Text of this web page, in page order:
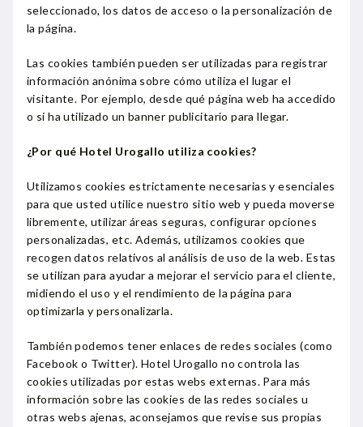
seleccionado, los datos de acceso o la personalización de
la página.
Las cookies también pueden ser utilizadas para registrar
información anónima sobre cómo utiliza el lugar el
visitante. Por ejemplo, desde qué página web ha accedido
o si ha utilizado un banner publicitario para llegar.
¿Por qué Hotel Urogallo utiliza cookies?
Utilizamos cookies estrictamente necesarias y esenciales
para que usted utilice nuestro sitio web y pueda moverse
libremente, utilizar áreas seguras, configurar opciones
personalizadas, etc. Además, utilizamos cookies que
recogen datos relativos al análisis de uso de la web. Estas
se utilizan para ayudar a mejorar el servicio para el cliente,
midiendo el uso y el rendimiento de la página para
optimizarla y personalizarla.
También podemos tener enlaces de redes sociales (como
Facebook o Twitter). Hotel Urogallo no controla las
cookies utilizadas por estas webs externas. Para más
información sobre las cookies de las redes sociales u
otras webs ajenas, aconsejamos que revise sus propias